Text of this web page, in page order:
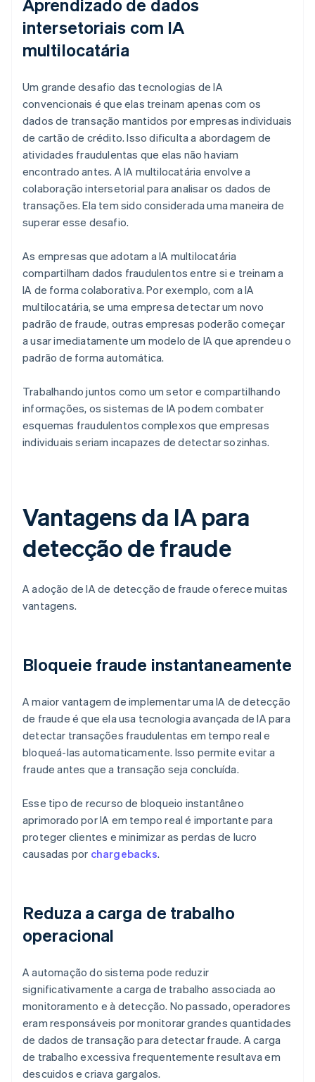
Aprendizado de dados
intersetoriais com IA
multilocatária
Um grande desafio das tecnologias de IA
convencionais é que elas treinam apenas com os
dados de transação mantidos por empresas individuais
de cartão de crédito. Isso dificulta a abordagem de
atividades fraudulentas que elas não haviam
encontrado antes. A IA multilocatária envolve a
colaboração intersetorial para analisar os dados de
transações. Ela tem sido considerada uma maneira de
superar esse desafio.
As empresas que adotam a IA multilocatária
compartilham dados fraudulentos entre si e treinam a
IA de forma colaborativa. Por exemplo, com a IA
multilocatária, se uma empresa detectar um novo
padrão de fraude, outras empresas poderão começar
a usar imediatamente um modelo de IA que aprendeu o
padrão de forma automática.
Trabalhando juntos como um setor e compartilhando
informações, os sistemas de IA podem combater
esquemas fraudulentos complexos que empresas
individuais seriam incapazes de detectar sozinhas.
Vantagens da IA para
detecção de fraude
A adoção de IA de detecção de fraude oferece muitas
vantagens.
Bloqueie fraude instantaneamente
A maior vantagem de implementar uma IA de detecção
de fraude é que ela usa tecnologia avançada de IA para
detectar transações fraudulentas em tempo real e
bloqueá-las automaticamente. Isso permite evitar a
fraude antes que a transação seja concluída.
Esse tipo de recurso de bloqueio instantâneo
aprimorado por IA em tempo real é importante para
proteger clientes e minimizar as perdas de lucro
causadas por chargebacks.
Reduza a carga de trabalho
operacional
A automação do sistema pode reduzir
significativamente a carga de trabalho associada ao
monitoramento e à detecção. No passado, operadores
eram responsáveis por monitorar grandes quantidades
de dados de transação para detectar fraude. A carga
de trabalho excessiva frequentemente resultava em
descuidos e criava gargalos.